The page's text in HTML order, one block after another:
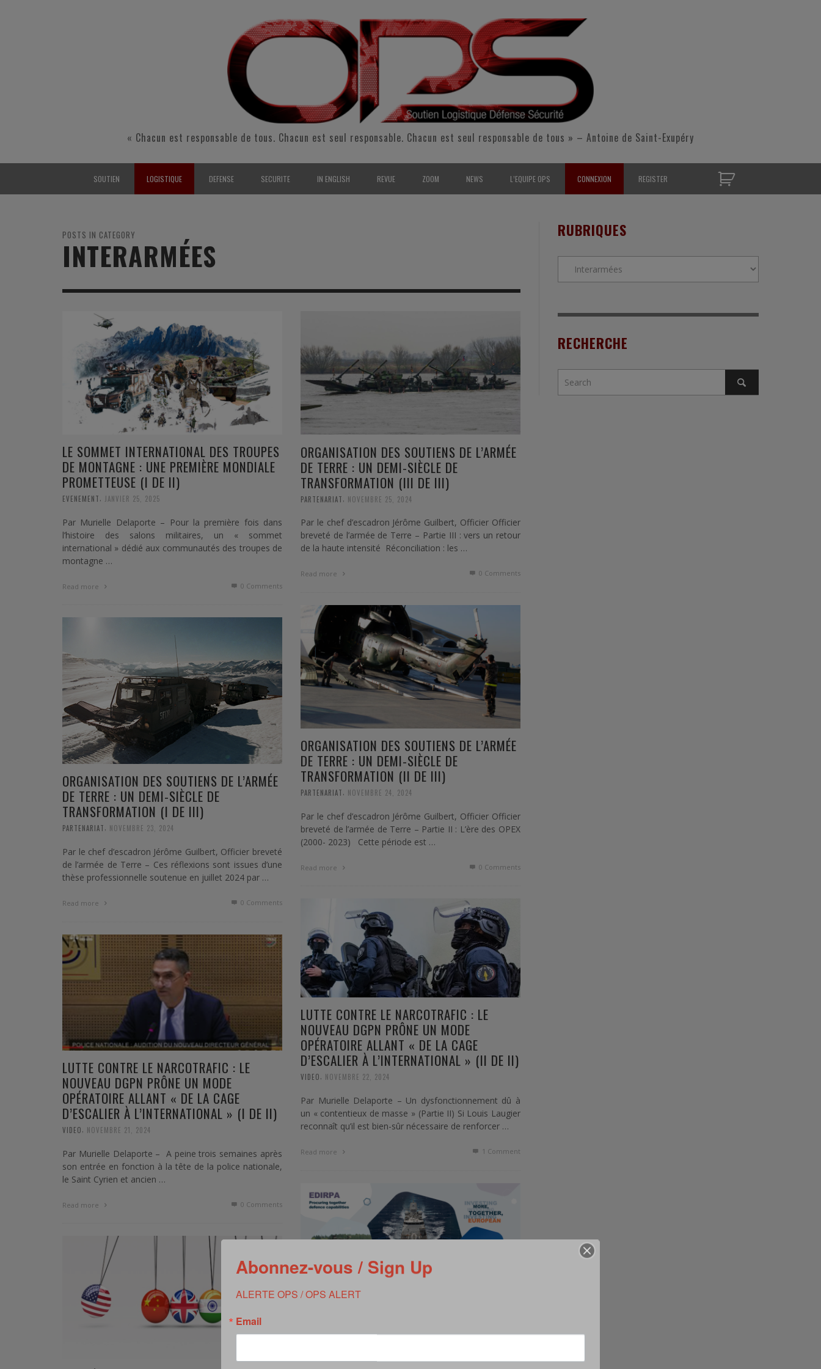
« Chacun est responsable de tous. Chacun est seul responsable. Chacun est seul responsable de tous » – Antoine de Saint-Exupéry
SOUTIEN
TERRE
AIR
SOUTIEN CARBURANT
MCO
FORMATION/ ENTRAÎNEMENT
INDUSTRIES
LOGISTIQUE
AIR
INDUSTRIES
ARMÉES ÉTRANGÈRES
DEFENSE
AIR
INDUSTRIES
ARMÉES ÉTRANGÈRES
SECURITE
SÉCURITÉ PRIVÉE
INDUSTRIES
FORCES DE SÉCURITÉ ÉTRANGÈRES
IN ENGLISH
INDUSTRIES
REVUE ZOOM
JEUNES AUTEURS
DOCUMENTATION THÉMATIQUE
PODCAST
EVÈNEMENT
NEWS
2015
2016
2022
L’EQUIPE OPS
POUR NOUS CONTACTER
CONNEXION REGISTER
POSTS IN CATEGORY
INTERARMÉES
LE SOMMET INTERNATIONAL DES TROUPES
DE MONTAGNE : UNE PREMIÈRE MONDIALE
PROMETTEUSE (I DE II)
EVENEMENT JANVIER 25, 2025
Par Murielle Delaporte – Pour la première fois dans
l’histoire des salons militaires, un « sommet
international » dédié aux communautés des troupes de
montagne …
Read more 0 Comments
ORGANISATION DES SOUTIENS DE L’ARMÉE
DE TERRE : UN DEMI-SIÈCLE DE
TRANSFORMATION (III DE III)
PARTENARIAT NOVEMBRE 25, 2024
Par le chef d’escadron Jérôme Guilbert, Officier Officier
breveté de l’armée de Terre – Partie III : vers un retour
de la haute intensité Réconciliation : les …
Read more 0 Comments
ORGANISATION DES SOUTIENS DE L’ARMÉE
DE TERRE : UN DEMI-SIÈCLE DE
TRANSFORMATION (II DE III)
PARTENARIAT NOVEMBRE 24, 2024
Par le chef d’escadron Jérôme Guilbert, Officier Officier
breveté de l’armée de Terre – Partie II : L’ère des OPEX
(2000- 2023) Cette période est …
Read more 0 Comments
ORGANISATION DES SOUTIENS DE L’ARMÉE
DE TERRE : UN DEMI-SIÈCLE DE
TRANSFORMATION (I DE III)
PARTENARIAT, NOVEMBRE 23, 2024
Par le chef d’escadron Jérôme Guilbert, Officier breveté
de l’armée de Terre – Ces réflexions sont issues d’une
thèse professionnelle soutenue en juillet 2024 par …
Read more 0 Comments
LUTTE CONTRE LE NARCOTRAFIC : LE
NOUVEAU DGPN PRÔNE UN MODE
OPÉRATOIRE ALLANT « DE LA CAGE
D’ESCALIER À L’INTERNATIONAL » (II DE II)
VIDEO NOVEMBRE 22, 2024
Par Murielle Delaporte – Un dysfonctionnement dû à
un « contentieux de masse » (Partie II) Si Louis Laugier
reconnaît qu’il est bien-sûr nécessaire de renforcer …
Read more 1 Comment
LUTTE CONTRE LE NARCOTRAFIC : LE
NOUVEAU DGPN PRÔNE UN MODE
OPÉRATOIRE ALLANT « DE LA CAGE
D’ESCALIER À L’INTERNATIONAL » (I DE II)
VIDEO NOVEMBRE 21, 2024
Par Murielle Delaporte – A peine trois semaines après
son entrée en fonction à la tête de la police nationale,
le Saint Cyrien et ancien …
Read more 0 Comments
POUR LA PREMIÈRE FOIS 5 PROJETS
RUBRIQUES
RECHERCHE
Abonnez-vous / Sign Up
ALERTE OPS / OPS ALERT
Email